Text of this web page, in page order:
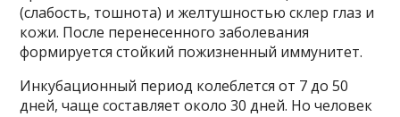
(слабость, тошнота) и желтушностью склер глаз и
кожи. После перенесенного заболевания
формируется стойкий пожизненный иммунитет.
Инкубационный период колеблется от 7 до 50
дней, чаще составляет около 30 дней. Но человек